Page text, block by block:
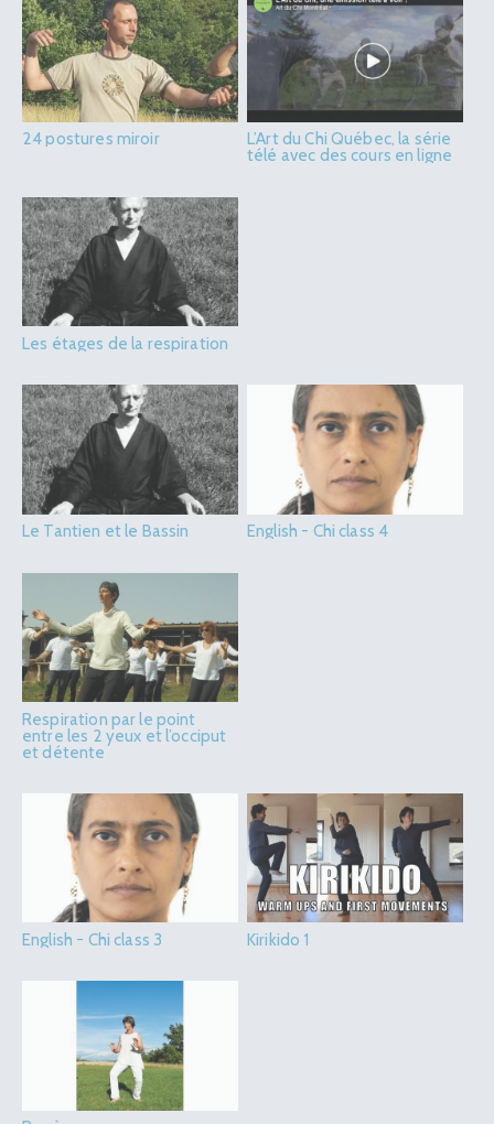
24 postures miroir L’Art du Chi Québec, la série
télé avec des cours en ligne
Les étages de la respiration
Le Tantien et le Bassin English - Chi class 4
Respiration par le point
entre les 2 yeux et l’occiput
et détente
English - Chi class 3 Kirikido 1